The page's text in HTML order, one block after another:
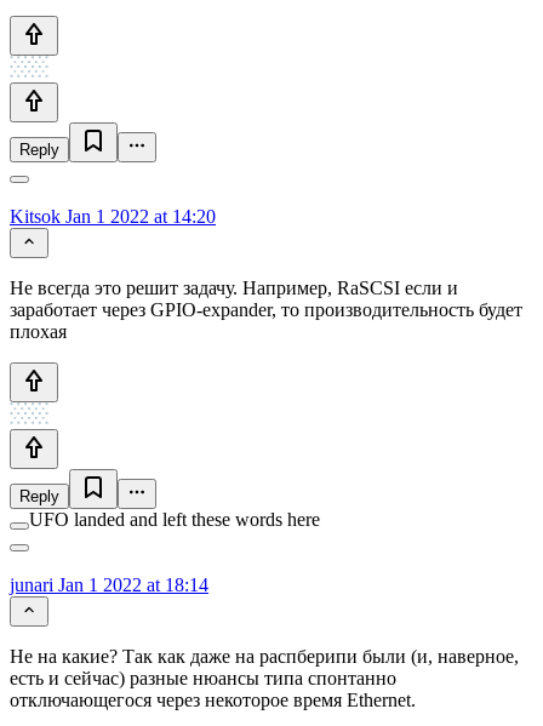
Reply
Kitsok Jan 1 2022 at 14:20
Не всегда это решит задачу. Например, RaSCSI если и
заработает через GPIO-expander, то производительность будет
плохая
Reply
UFO landed and left these words here
junari Jan 1 2022 at 18:14
Не на какие? Так как даже на распберипи были (и, наверное,
есть и сейчас) разные нюансы типа спонтанно
отключающегося через некоторое время Ethernet.